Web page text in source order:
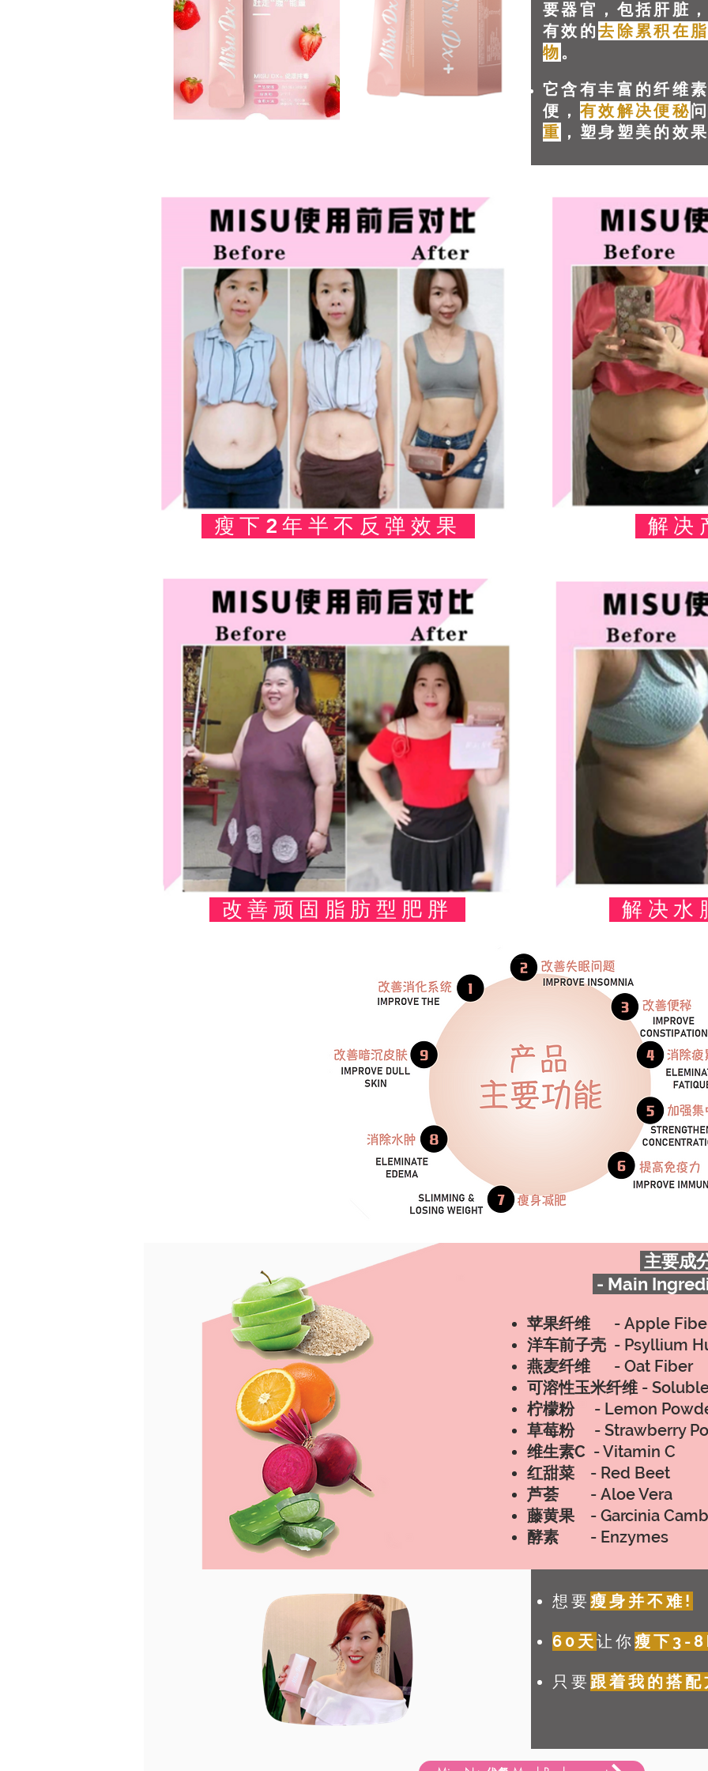
要器官，包括肝脏
有效的去除累积在
物 。
它含有丰富的纤维
便， 有效解决便秘
重 ，塑身塑美的效
瘦下2年半不反弹效果 解决
改善顽固脂肪型肥胖 解决水
主要成
- Main
苹果纤维 - Apple
洋车前子壳 - Psyllium
燕麦纤维 - Oat Fiber
可溶性玉米纤维 -
柠檬粉 - Lemon
草莓粉 - Strawberry
维生素C - Vitamin C
红甜菜 - Red Beet
芦荟 - Aloe Vera
藤黄果 - Garcinia
酵素 - Enzymes
想要 瘦身并不难!
60天让你瘦下3-
只要 跟着我的搭